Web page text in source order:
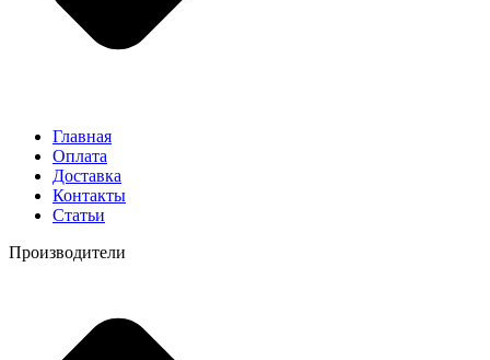
Главная
Оплата
Доставка
Контакты
Статьи
Производители